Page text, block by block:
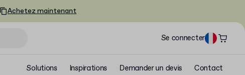
Achetez maintenant
Se connecter
Solutions Inspirations Demander un devis Contact